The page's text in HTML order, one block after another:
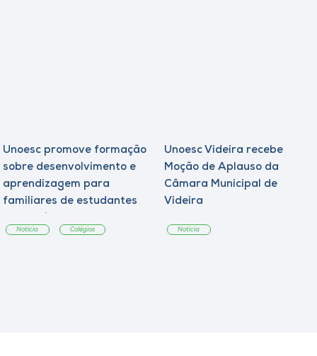
Unoesc promove formação
sobre desenvolvimento e
aprendizagem para
familiares de estudantes
Notícia Colégios
Unoesc Videira recebe
Moção de Aplauso da
Câmara Municipal de
Videira
Notícia